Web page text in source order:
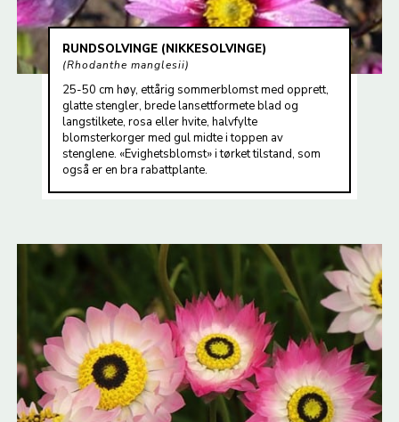
RUNDSOLVINGE (NIKKESOLVINGE)
Rhodanthe manglesii
25-50 cm høy, ettårig sommerblomst med opprett,
glatte stengler, brede lansettformete blad og
langstilkete, rosa eller hvite, halvfylte
blomsterkorger med gul midte i toppen av
stenglene. «Evighetsblomst» i tørket tilstand, som
også er en bra rabattplante.